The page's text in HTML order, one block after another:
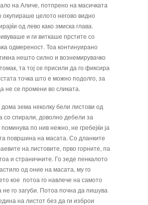
на Аличе, потпрено на масич­ката
окупираше целото не­гово видно
од лево како змиска глава.
и ги виткаше прстите со
одмереност. Тоа континуирано
нешто силно и вознемирувачко
та тој се присили да го фиксира
точка што е можно подолго, за
не се промени во сликата.
дома зема неколку бели ли­стови од
со спирали, довол­но дебели за
по нив нежно, не гребејќи ја
површина на масата. Со дланките
на листовите, прво гор­ните, па
и страничните. Го зеде пенкалото
од оние на масата, му го
кое потоа го навлече на самото
не го загуби. Потоа почна да пишува
на листот без да ги изброи